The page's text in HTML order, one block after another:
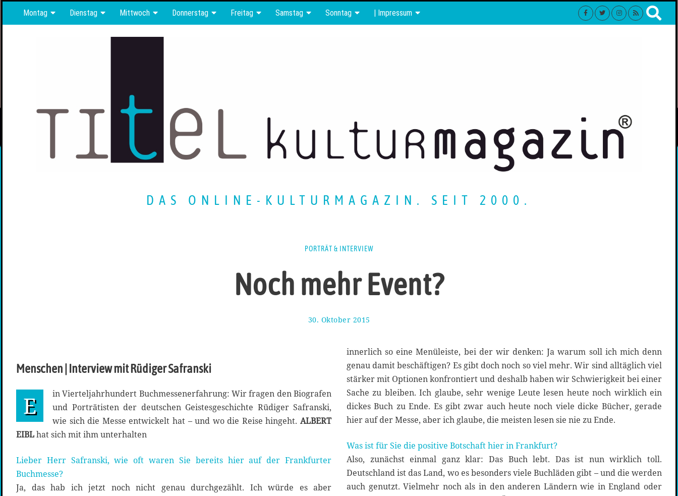
Montag Dienstag Mittwoch Donnerstag Freitag Samstag Sonntag | Impressum
DAS ONLINE-KULTURMAGAZIN. SEIT 2000.
PORTRÄT & INTERVIEW
Noch mehr Event?
30. Oktober 2015
O
t
o
b
r
2
1
5
Menschen | Interview mit Rüdiger Safranski
E
in Vierteljahrhundert Buchmessenerfahrung: Wir fragen den Biografen
und Porträtisten der deutschen Geistesgeschichte Rüdiger Safranski,
wie sich die Messe entwickelt hat – und wo die Reise hingeht. ALBERT
EIBLhat sich mit ihm unterhalten
Lieber Herr Safranski, wie oft waren Sie bereits hier auf der Frankfurter
Buchmesse?
Ja, das hab ich jetzt noch nicht genau durchgezählt. Ich würde es aber
innerlich so eine Menüleiste, bei der wir denken: Ja warum soll ich mich denn
genau damit beschäftigen? Es gibt doch noch so viel mehr. Wir sind alltäglich viel
stärker mit Optionen konfrontiert und deshalb haben wir Schwierigkeit bei einer
Sache zu bleiben. Ich glaube, sehr wenige Leute lesen heute noch wirklich ein
dickes Buch zu Ende. Es gibt zwar auch heute noch viele dicke Bücher, gerade
hier auf der Messe, aber ich glaube, die meisten lesen sie nie zu Ende.
Was ist für Sie die positive Botschaft hier in Frankfurt?
Also, zunächst einmal ganz klar: Das Buch lebt. Das ist nun wirklich toll.
Deutschland ist das Land, wo es besonders viele Buchläden gibt – und die werden
auch genutzt. Vielmehr noch als in den anderen Ländern wie in England oder